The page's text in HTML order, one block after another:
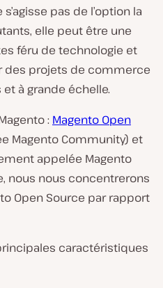
pas de l’option la
elle peut être une
féru de technologie et
des projets de commerce
à grande échelle.
: Magento Open
Magento Community) et
appelée Magento
nous nous concentrerons
Open Source par rapport
caractéristiques